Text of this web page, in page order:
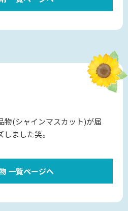
物(シャインマスカット)が届
ました笑。
一覧ページへ